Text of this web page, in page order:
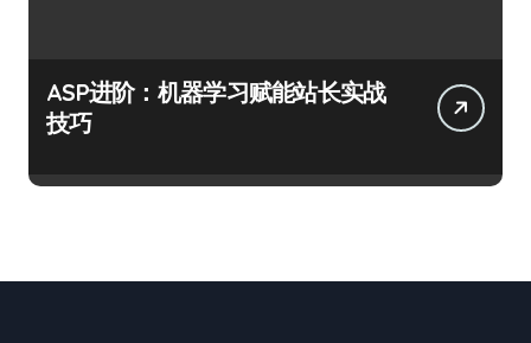
ASP进阶：机器学习赋能站长实战
技巧